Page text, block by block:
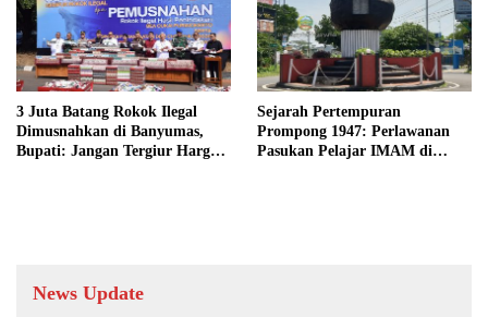
3 Juta Batang Rokok Ilegal
Dimusnahkan di Banyumas,
Bupati: Jangan Tergiur Harga
Sejarah Pertempuran
Prompong 1947: Perlawanan
Pasukan Pelajar IMAM di
News Update